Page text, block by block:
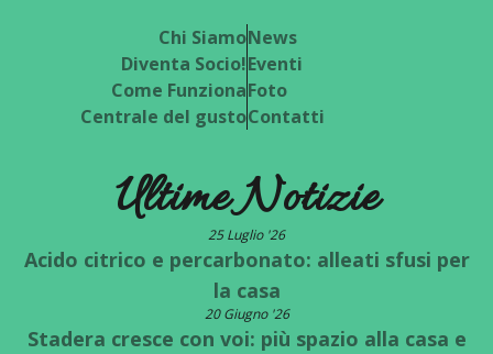
Chi Siamo
Diventa Socio!
Come Funziona
Centrale del gusto
News
Eventi
Foto
Contatti
Ultime Notizie
25 Luglio '26
Acido citrico e percarbonato: alleati sfusi per
la casa
20 Giugno '26
Stadera cresce con voi: più spazio alla casa e